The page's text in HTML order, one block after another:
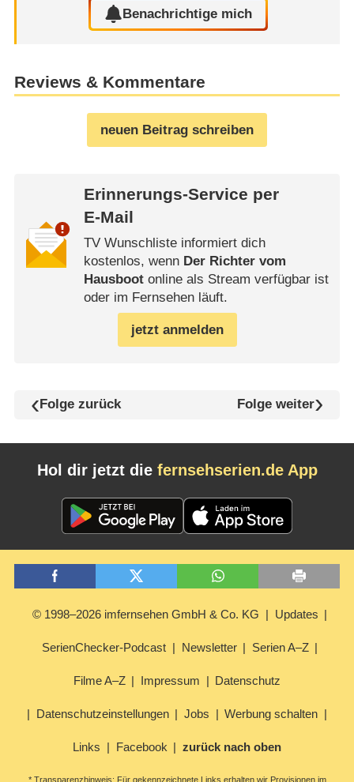
Benachrichtige mich
Reviews & Kommentare
neuen Beitrag schreiben
Erinnerungs-Service per
E-Mail
TV Wunschliste informiert dich
kostenlos, wenn Der Richter vom
Hausbootonline als Stream verfügbar ist
oder im Fernsehen läuft.
jetzt anmelden
Folge zurück Folge weiter
Hol dir jetzt die fernsehserien.de App
© 1998–2026 imfernsehen GmbH & Co. KG Updates
SerienChecker-Podcast Newsletter Serien A–Z
Filme A–Z Impressum Datenschutz
Datenschutzeinstellungen Jobs Werbung schalten
Links Facebook zurück nach oben
* Transparenzhinweis: Für gekennzeichnete Links erhalten wir Provisionen im